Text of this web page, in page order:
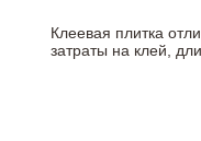
Клеевая плитка
затраты на клей,